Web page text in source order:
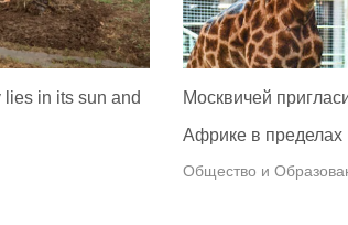
lies in its sun and
Москвичей
Африке в пределах
Общество и